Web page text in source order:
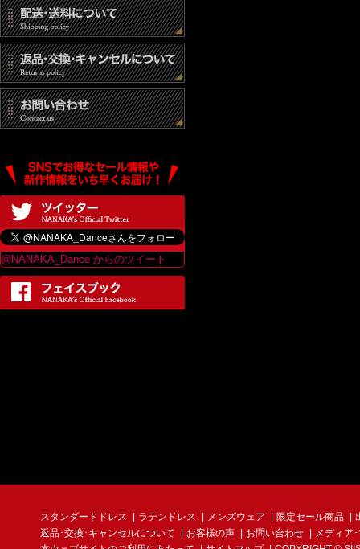
@NANAKA_Dance からのツイート
スタンダードドレス ラテンドレス メンズウェア 限定セール商品
返品･交換･キャンセルについて
お客様の声 お問い合わせ
メディア